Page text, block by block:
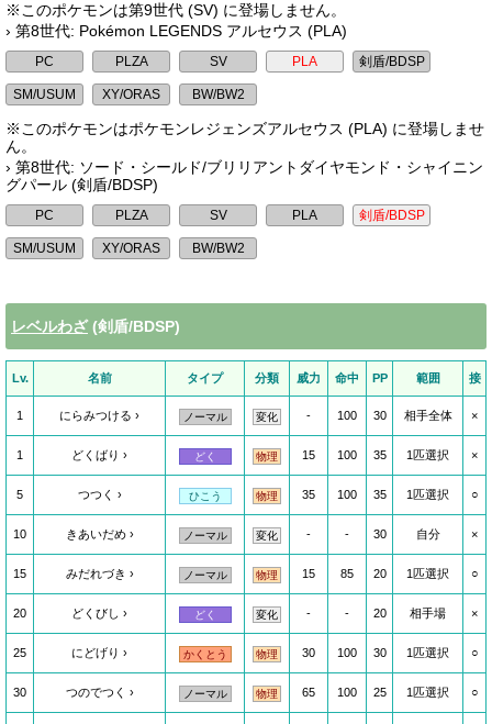
※このポケモンは第9世代 (SV) に登場しません。
› 第8世代: Pokémon LEGENDS アルセウス (PLA)
※このポケモンはポケモンレジェンズアルセウス (PLA) に登場しませ
ん。
› 第8世代: ソード・シールド/ブリリアントダイヤモンド・シャイニン
グパール (剣盾/BDSP)
レベルわざ(剣盾/BDSP)
Lv. 名前 タイプ 分類 威力 命中 PP 範囲 接
1 にらみつける ノーマル 変化 - 100 30 相手全体 ×
1 どくばり どく 物理 15 100 35 1匹選択 ×
5 つつく ひこう 物理 35 100 35 1匹選択 ○
10 きあいだめ ノーマル 変化 - - 30 自分 ×
15 みだれづき ノーマル 物理 15 85 20 1匹選択 ○
20 どくびし どく 変化 - - 20 相手場 ×
25 にどげり かくとう 物理 30 100 30 1匹選択 ○
30 つのでつく ノーマル 物理 65 100 25 1匹選択 ○